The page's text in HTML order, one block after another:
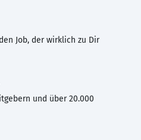
Job, der wirklich zu Dir
und über 20.000